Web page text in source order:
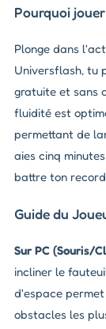
Pourquoi
Plonge dans
Universflash, tu
gratuite et sans
fluidité est
permettant de
aies cinq
battre ton
Guide du
Sur PC (Souris/
incliner le
d'espace
obstacles les